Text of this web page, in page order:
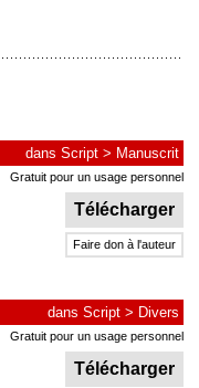
dans Script > Manuscrit
Gratuit pour un usage personnel
Télécharger
Faire don à l'auteur
dans Script > Divers
Gratuit pour un usage personnel
Télécharger